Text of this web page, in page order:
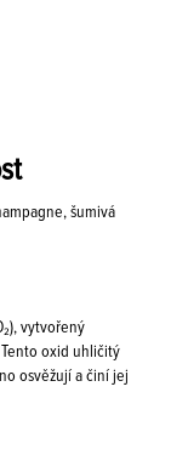
šumivá
vytvořený
oxid uhličitý
osvěžují a činí jej